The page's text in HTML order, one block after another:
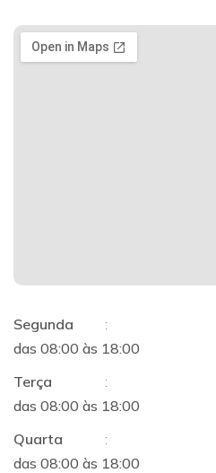
Segunda
:
das 08:00 às 18:00
Terça
:
das 08:00 às 18:00
Quarta
:
das 08:00 às 18:00